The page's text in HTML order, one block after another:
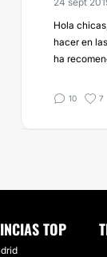
Hola
hacer en
ha
10 7
TOP